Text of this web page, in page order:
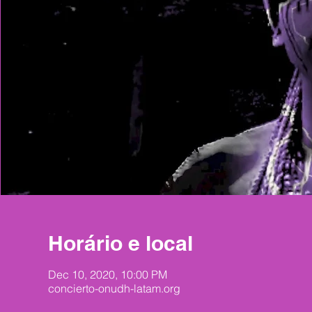
Horário e local
Dec 10, 2020, 10:00 PM
concierto-onudh-latam.org